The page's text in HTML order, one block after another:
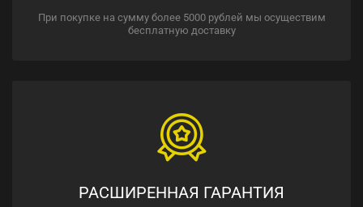
При покупке на сумму более 5000 рублей мы осуществим
бесплатную доставку
РАСШИРЕННАЯ ГАРАНТИЯ